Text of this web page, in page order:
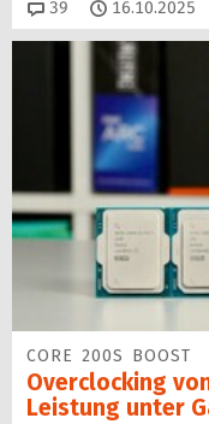
39 Kommentare
16.10.2025
CORE 200S BOOST
Overclocking
Leistung unter